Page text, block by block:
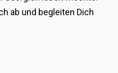
ab und begleiten Dich